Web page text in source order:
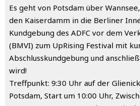
Es geht von Potsdam über
den Kaiserdamm in die Berliner
Kundgebung des ADFC vor dem
(BMVI) zum UpRising Festival mit
Abschlusskundgebung und
wird!
Treffpunkt: 9:30 Uhr auf der
Potsdam, Start um 10:00 Uhr,